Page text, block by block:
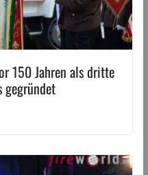
150 Jahren als dritte
gegründet